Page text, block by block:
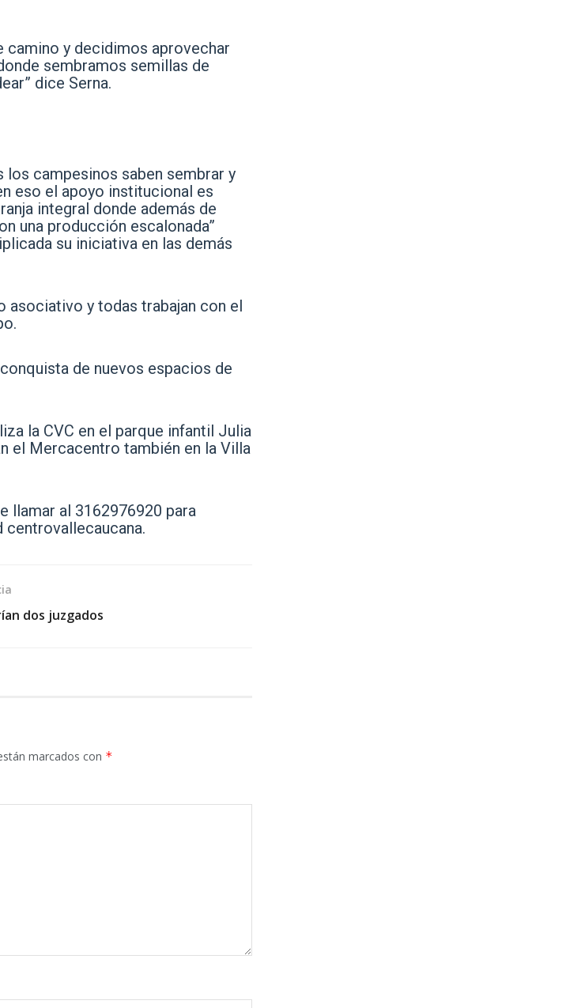
camino y decidimos aprovechar
sembramos semillas de
dice Serna.
los campesinos saben sembrar y
eso el apoyo institucional es
integral donde además de
una producción escalonada”
su iniciativa en las demás
asociativo y todas trabajan con el
de nuevos espacios de
la CVC en el parque infantil Julia
el Mercacentro también en la Villa
llamar al 3162976920 para
dos juzgados
marcados con *